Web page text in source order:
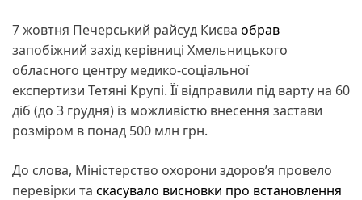
7 жовтня Печерський райсуд Києва обрав
запобіжний захід керівниці Хмельницького
обласного центру медико-соціальної
експертизи Тетяні Крупі. Її відправили під варту на 60
діб (до 3 грудня) із можливістю внесення застави
розміром в понад 500 млн грн.
До слова, Міністерство охорони здоровʼя провело
перевірки та скасувало висновки про встановлення